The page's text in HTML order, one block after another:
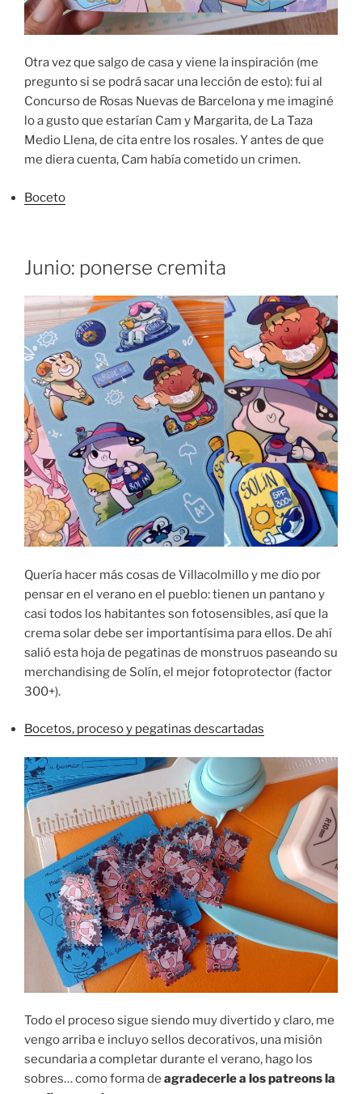
Otra vez que salgo de casa y viene la inspiración (me
pregunto si se podrá sacar una lección de esto): fui al
Concurso de Rosas Nuevas de Barcelona y me imaginé
lo a gusto que estarían Cam y Margarita, de La Taza
Medio Llena, de cita entre los rosales. Y antes de que
me diera cuenta, Cam había cometido un crimen.
Boceto
Junio: ponerse cremita
Quería hacer más cosas de Villacolmillo y me dio por
pensar en el verano en el pueblo: tienen un pantano y
casi todos los habitantes son fotosensibles, así que la
crema solar debe ser importantísima para ellos. De ahí
salió esta hoja de pegatinas de monstruos paseando su
merchandising de Solín, el mejor fotoprotector (factor
300+).
Bocetos, proceso y pegatinas descartadas
Todo el proceso sigue siendo muy divertido y claro, me
vengo arriba e incluyo sellos decorativos, una misión
secundaria a completar durante el verano, hago los
sobres… como forma de agradecerle a los patreons la